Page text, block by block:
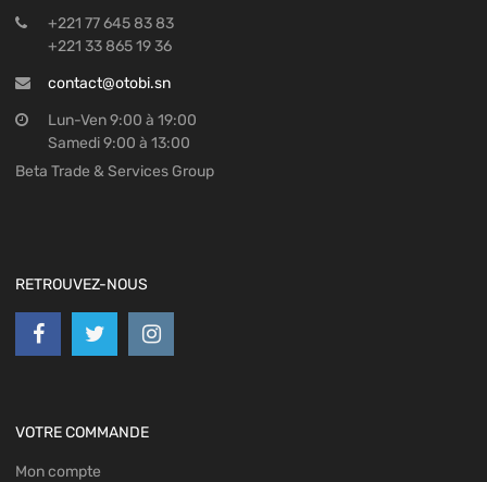
+221 77 645 83 83
+221 33 865 19 36
contact@otobi.sn
Lun-Ven 9:00 à 19:00
Samedi 9:00 à 13:00
Beta Trade & Services Group
RETROUVEZ-NOUS
VOTRE COMMANDE
Mon compte